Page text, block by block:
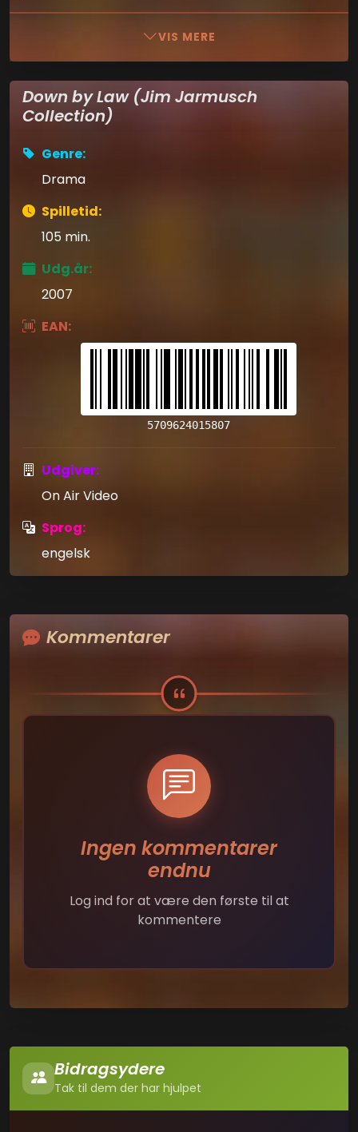
VIS MERE
Down by Law (Jim Jarmusch
Collection)
Genre:
Drama
Spilletid:
105 min.
Udg.år:
2007
EAN:
5709624015807
Udgiver:
On Air Video
Sprog:
engelsk
Kommentarer
Ingen kommentarer
endnu
Log ind for at være den første til at
kommentere
Bidragsydere
Tak til dem der har hjulpet